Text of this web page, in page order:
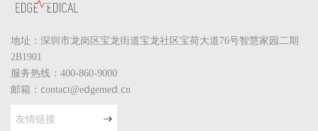
地址：深圳市龙岗区宝龙街道宝龙社区宝荷大道76号智慧家园二期
2B1901
服务热线：400-860-9000
邮箱：contact@edgemed.cn
友情链接